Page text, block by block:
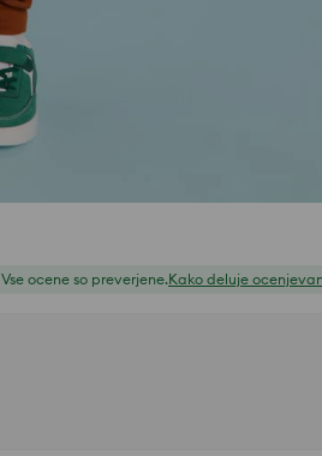
Vse ocene so preverjene.Kako deluje